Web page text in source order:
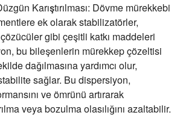
Karıştırılması: Dövme mürekkebi
ek olarak stabilizatörler,
gibi çeşitli katkı maddeleri
bu bileşenlerin mürekkep çözeltisi
dağılmasına yardımcı olur,
sağlar. Bu dispersiyon,
ve ömrünü artırarak
veya bozulma olasılığını azaltabilir.